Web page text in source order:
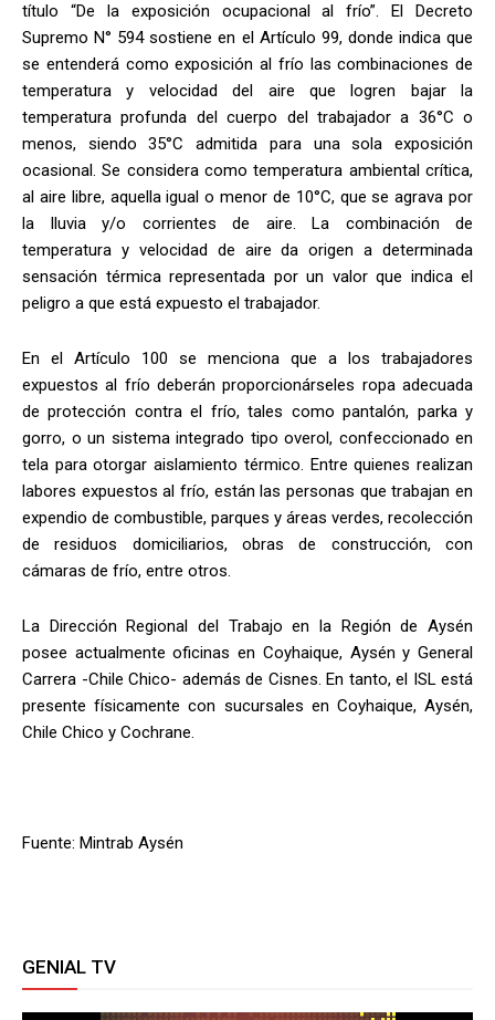
título “De la exposición ocupacional al frío”. El Decreto
Supremo N° 594 sostiene en el Artículo 99, donde indica que
se entenderá como exposición al frío las combinaciones de
temperatura y velocidad del aire que logren bajar la
temperatura profunda del cuerpo del trabajador a 36°C o
menos, siendo 35°C admitida para una sola exposición
ocasional. Se considera como temperatura ambiental crítica,
al aire libre, aquella igual o menor de 10°C, que se agrava por
la lluvia y/o corrientes de aire. La combinación de
temperatura y velocidad de aire da origen a determinada
sensación térmica representada por un valor que indica el
peligro a que está expuesto el trabajador.
En el Artículo 100 se menciona que a los trabajadores
expuestos al frío deberán proporcionárseles ropa adecuada
de protección contra el frío, tales como pantalón, parka y
gorro, o un sistema integrado tipo overol, confeccionado en
tela para otorgar aislamiento térmico. Entre quienes realizan
labores expuestos al frío, están las personas que trabajan en
expendio de combustible, parques y áreas verdes, recolección
de residuos domiciliarios, obras de construcción, con
cámaras de frío, entre otros.
La Dirección Regional del Trabajo en la Región de Aysén
posee actualmente oficinas en Coyhaique, Aysén y General
Carrera -Chile Chico- además de Cisnes. En tanto, el ISL está
presente físicamente con sucursales en Coyhaique, Aysén,
Chile Chico y Cochrane.
Fuente: Mintrab Aysén
GENIAL TV